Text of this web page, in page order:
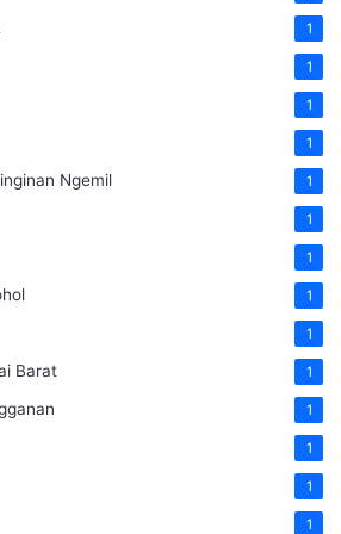
1
1
1
1
Ngemil 1
1
1
1
1
Barat 1
1
1
1
1